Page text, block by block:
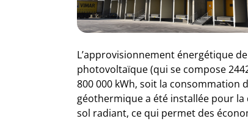
L’approvisionnement énergétique
photovoltaïque (qui se compose
800 000 kWh, soit la
géothermique a été installée pour
sol radiant, ce qui permet des